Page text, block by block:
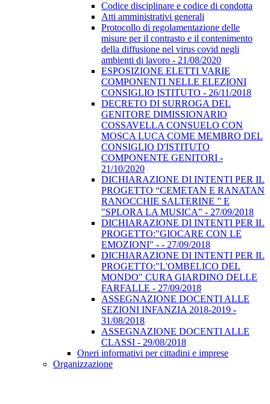
Codice disciplinare e codice di condotta
Atti amministrativi generali
Protocollo di regolamentazione delle
misure per il contrasto e il contenimento
della diffusione nel virus covid negli
ambienti di lavoro - 21/08/2020
ESPOSIZIONE ELETTI VARIE
COMPONENTI NELLE ELEZIONI
CONSIGLIO ISTITUTO - 26/11/2018
DECRETO DI SURROGA DEL
GENITORE DIMISSIONARIO
COSSAVELLA CONSUELO CON
MOSCA LUCA COME MEMBRO DEL
CONSIGLIO D'ISTITUTO
COMPONENTE GENITORI -
21/10/2020
DICHIARAZIONE DI INTENTI PER IL
PROGETTO “CEMETAN E RANATAN
RANOCCHIE SALTERINE ” E
"SPLORA LA MUSICA" - 27/09/2018
DICHIARAZIONE DI INTENTI PER IL
PROGETTO:"GIOCARE CON LE
EMOZIONI" - - 27/09/2018
DICHIARAZIONE DI INTENTI PER IL
PROGETTO:"L'OMBELICO DEL
MONDO" CURA GIARDINO DELLE
FARFALLE - 27/09/2018
ASSEGNAZIONE DOCENTI ALLE
SEZIONI INFANZIA 2018-2019 -
31/08/2018
ASSEGNAZIONE DOCENTI ALLE
CLASSI - 29/08/2018
Oneri informativi per cittadini e imprese
Organizzazione